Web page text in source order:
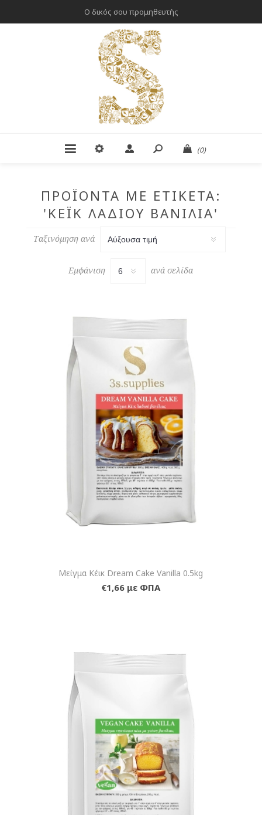
Ο δικός σου προμηθευτής
(0)
ΠΡΟΪΌΝΤΑ ΜΕ ΕΤΙΚΈΤΑ:
'ΚΈΙΚ ΛΑΔΙΟΎ ΒΑΝΊΛΙΑ'
Ταξινόμηση ανά
Εμφάνιση ανά σελίδα
Μείγμα Κέικ Dream Cake Vanilla 0.5kg
€1,66 με ΦΠΑ